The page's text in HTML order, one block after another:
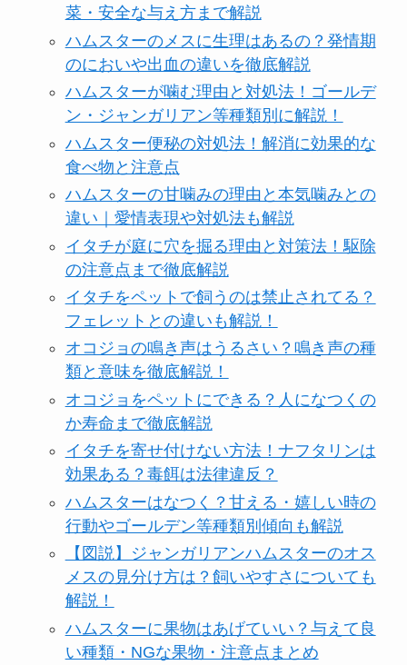
菜・安全な与え方まで解説
ハムスターのメスに生理はあるの？発情期
のにおいや出血の違いを徹底解説
ハムスターが噛む理由と対処法！ゴールデ
ン・ジャンガリアン等種類別に解説！
ハムスター便秘の対処法！解消に効果的な
食べ物と注意点
ハムスターの甘噛みの理由と本気噛みとの
違い｜愛情表現や対処法も解説
イタチが庭に穴を掘る理由と対策法！駆除
の注意点まで徹底解説
イタチをペットで飼うのは禁止されてる？
フェレットとの違いも解説！
オコジョの鳴き声はうるさい？鳴き声の種
類と意味を徹底解説！
オコジョをペットにできる？人になつくの
か寿命まで徹底解説
イタチを寄せ付けない方法！ナフタリンは
効果ある？毒餌は法律違反？
ハムスターはなつく？甘える・嬉しい時の
行動やゴールデン等種類別傾向も解説
【図説】ジャンガリアンハムスターのオス
メスの見分け方は？飼いやすさについても
解説！
ハムスターに果物はあげていい？与えて良
い種類・NGな果物・注意点まとめ